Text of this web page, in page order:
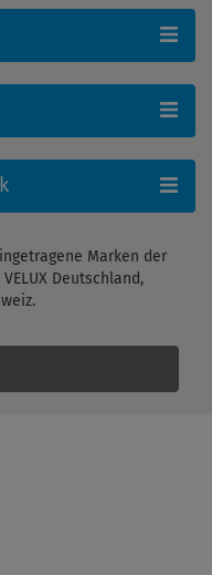
Marken der
Deutschland,